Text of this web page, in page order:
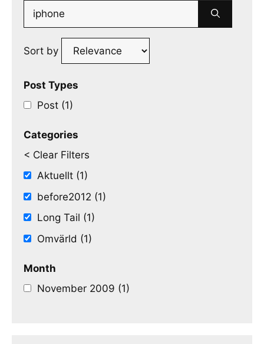
Search
for:
Sort by
Post Types
Post (1)
Categories
< Clear Filters
Aktuellt (1)
before2012 (1)
Long Tail (1)
Omvärld (1)
Month
November 2009 (1)